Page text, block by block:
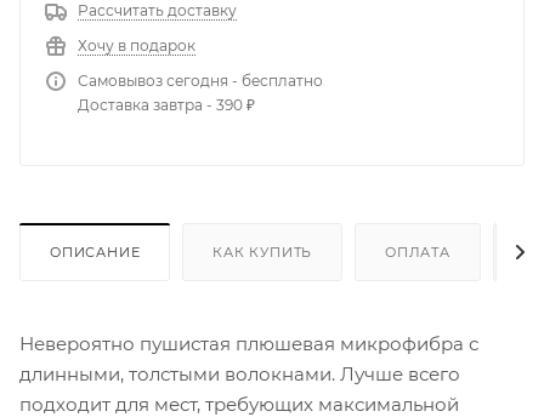
Рассчитать доставку
Хочу в подарок
Самовывоз сегодня - бесплатно
Доставка завтра - 390 ₽
ОПИСАНИЕ КАК КУПИТЬ ОПЛАТА
Невероятно пушистая плюшевая микрофибра с
длинными, толстыми волокнами. Лучше всего
подходит для мест, требующих максимальной